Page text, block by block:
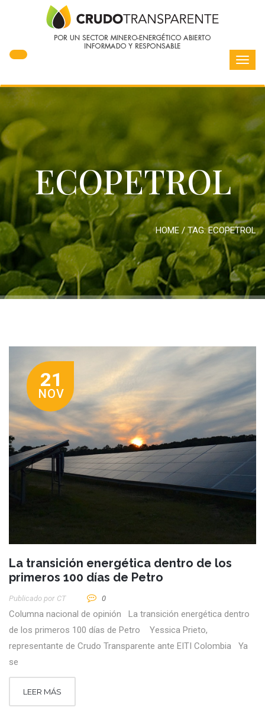
ECOPETROL
HOME / TAG:ECOPETROL
21
NOV
La transición energética dentro de los
primeros 100 días de Petro
Publicado por CT 0
Columna nacional de opinión La transición energética dentro
de los primeros 100 días de Petro Yessica Prieto,
representante de Crudo Transparente ante EITI Colombia Ya
se
LEER MÁS